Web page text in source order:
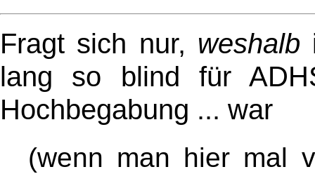
Fragt sich nur, weshalb
lang so blind für
Hochbegabung ... war
(wenn man hier mal